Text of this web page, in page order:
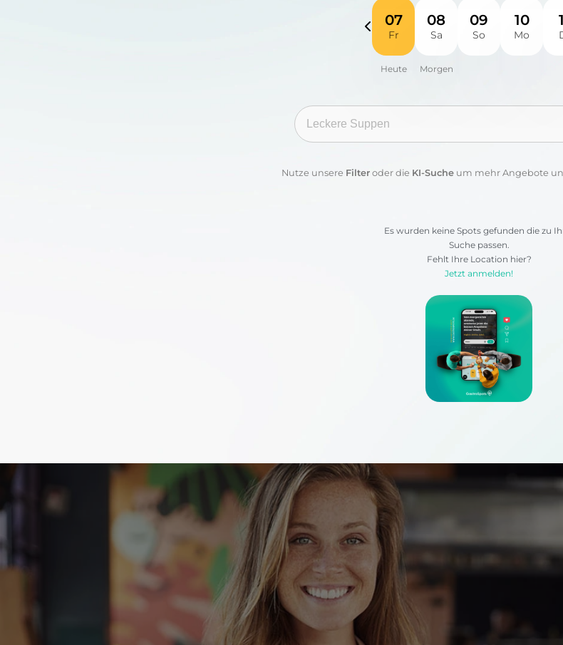
Pizza Salat
Vegan
Kategorie:
07
Fr
08
Sa
09
So
10
Mo
Nutze unsere Filteroder die KI-Sucheum mehr Angebote
Es wurden keine Spots gefunden die zu
Suche passen.
Fehlt Ihre Location hier?
Jetzt anmelden!